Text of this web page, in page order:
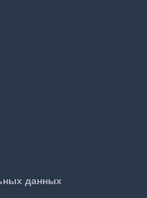
данных